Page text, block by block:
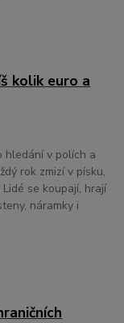
kolik euro a
hledání v polích a
rok zmizí v písku,
se koupají, hrají
náramky i